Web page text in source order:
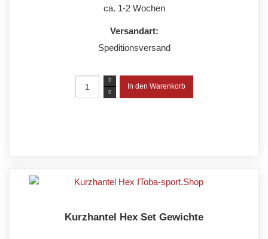
ca. 1-2 Wochen
Versandart:
Speditionsversand
Kurzhantel Hex Set Gewichte